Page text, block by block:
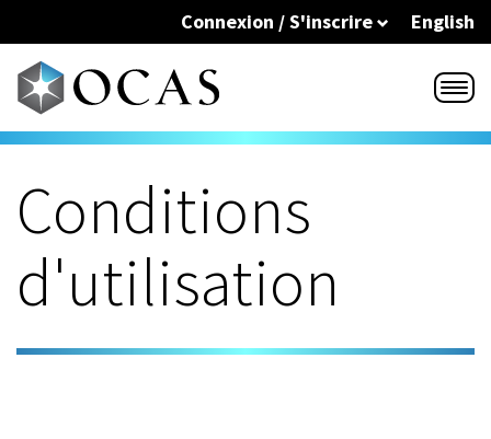
Skip to main content English
Connexion / S'inscrire
Conditions
d'utilisation